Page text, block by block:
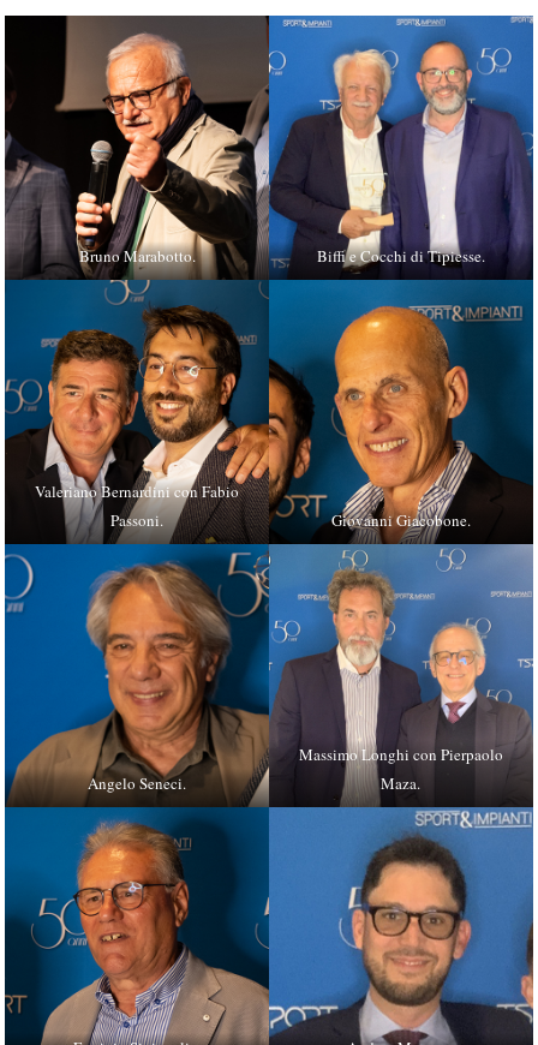
Bruno Marabotto. Biffi e Cocchi di Tipiesse.
Valeriano Bernardini con Fabio
Passoni.
Giovanni Giacobone.
Angelo Seneci.
Massimo Longhi con Pierpaolo
Maza.